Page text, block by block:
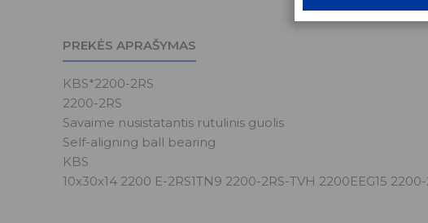
PREKĖS APRAŠYMAS
KBS*2200-2RS
2200-2RS
Savaime nusistatantis rutulinis guolis
Self-aligning ball bearing
KBS
10x30x14 2200 E-2RS1TN9 2200-2RS-TVH 2200EEG15 2200-